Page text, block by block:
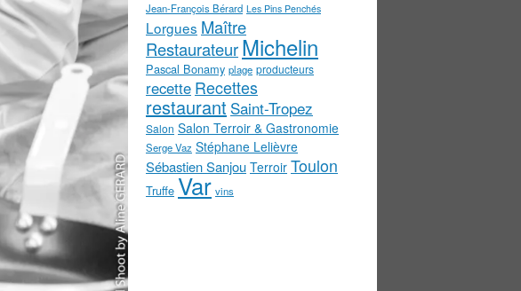
Jean-François Bérard Les Pins Penchés
Lorgues Maître
RestaurateurMichelin
Pascal Bonamy plage producteurs
recette Recettes
restaurant Saint-Tropez
Salon Salon Terroir & Gastronomie
Serge Vaz Stéphane Lelièvre
Sébastien Sanjou Terroir Toulon
Truffe Var vins